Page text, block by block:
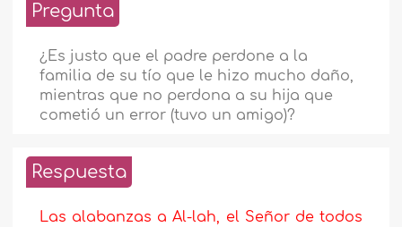
Pregunta
¿Es justo que el padre perdone a la
familia de su tío que le hizo mucho daño,
mientras que no perdona a su hija que
cometió un error (tuvo un amigo)?
Respuesta
Las alabanzas a Al-lah, el Señor de todos